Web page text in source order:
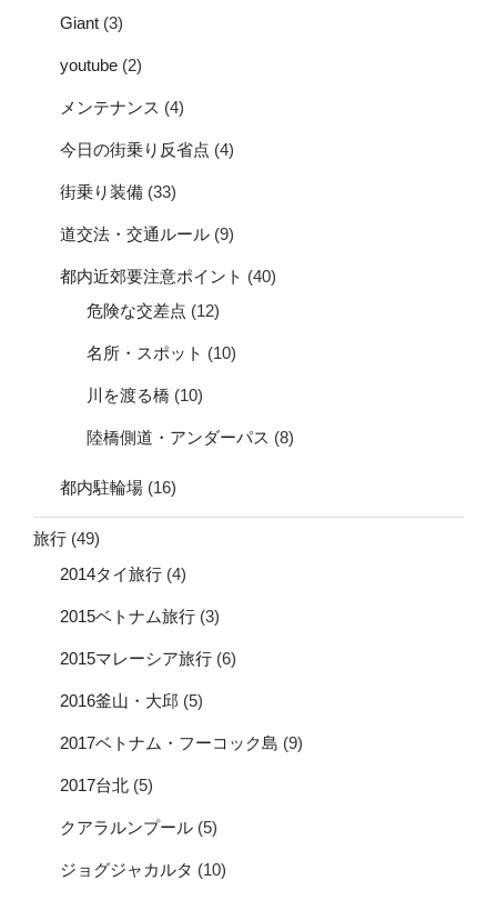
Giant (3)
youtube (2)
メンテナンス (4)
今日の街乗り反省点 (4)
街乗り装備 (33)
道交法・交通ルール (9)
都内近郊要注意ポイント (40)
危険な交差点 (12)
名所・スポット (10)
川を渡る橋 (10)
陸橋側道・アンダーパス (8)
都内駐輪場 (16)
旅行 (49)
2014タイ旅行 (4)
2015ベトナム旅行 (3)
2015マレーシア旅行 (6)
2016釜山・大邱 (5)
2017ベトナム・フーコック島 (9)
2017台北 (5)
クアラルンプール (5)
ジョグジャカルタ (10)